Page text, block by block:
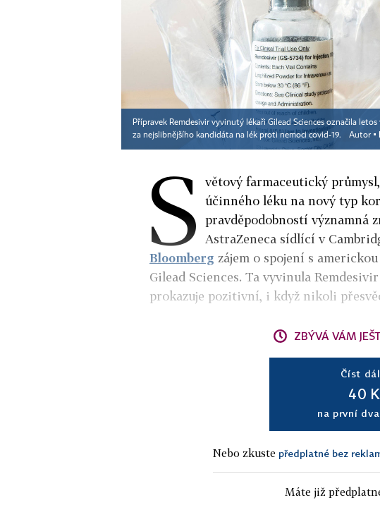
Přípravek Remdesivir vyvinutý lékaři Gilead Sciences označila
za nejslibnějšího kandidáta na lék proti nemoci covid-19.
Autor ▪
S
větový farmaceutický
účinného léku na nový typ
pravděpodobností významná
AstraZeneca sídlící v
Bloomberg zájem o spojení s
Gilead Sciences. Ta vyvinula
prokazuje pozitivní, i když nikoli
ZBÝVÁ VÁM
Číst
40
na první
Nebo zkuste předplatné bez
Máte již